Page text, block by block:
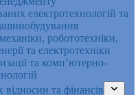
електротехнологій та
робототехніки,
та електротехніки
та комп’ютерно-
та фінансів